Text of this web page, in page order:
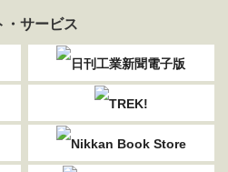
・サービス